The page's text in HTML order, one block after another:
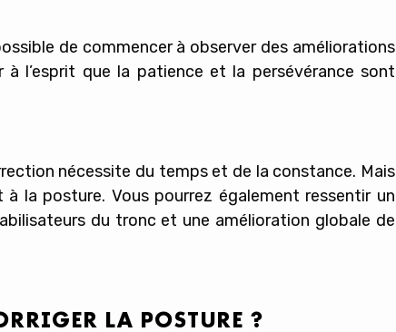
de commencer à observer des améliorations
l’esprit que la patience et la persévérance sont
nécessite du temps et de la constance. Mais
la posture. Vous pourrez également ressentir un
du tronc et une amélioration globale de
LA POSTURE ?